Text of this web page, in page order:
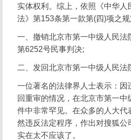
实体权利。综上，依照《中华人
法》第153条第一款第(四)项之规
一、撤销北京市第一中级人民法
第6252号民事判决;
二、发回北京市第一中级人民法
一位著名的法律界人士表示：因
回重审的情况，在北京市第一中
件中非常罕见。在众多的人大代
然违反法定程序，作出对搜狐公
实在太不应该了。